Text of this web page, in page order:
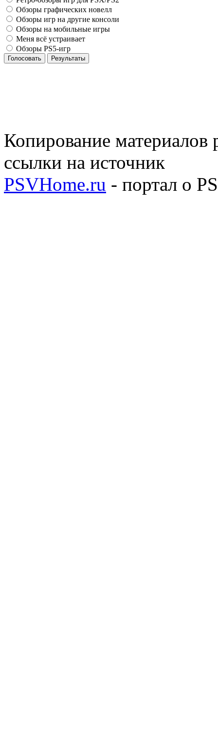
Обзоры графических новелл
Обзоры игр на другие консоли
Обзоры на мобильные игры
Меня всё устраивает
Обзоры PS5-игр
Голосовать Результаты
Копирование материалов
ссылки на источник
PSVHome.ru - портал о